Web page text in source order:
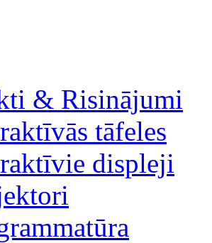
& Risinājumi
tāfeles
displeji